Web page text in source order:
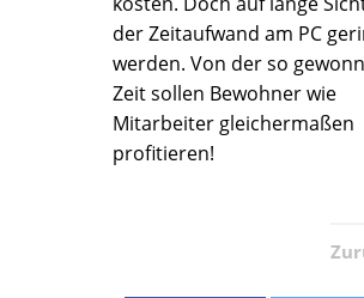
der Zeitaufwand am PC
werden. Von der so
Zeit sollen Bewohner wie
Mitarbeiter gleichermaßen
profitieren!